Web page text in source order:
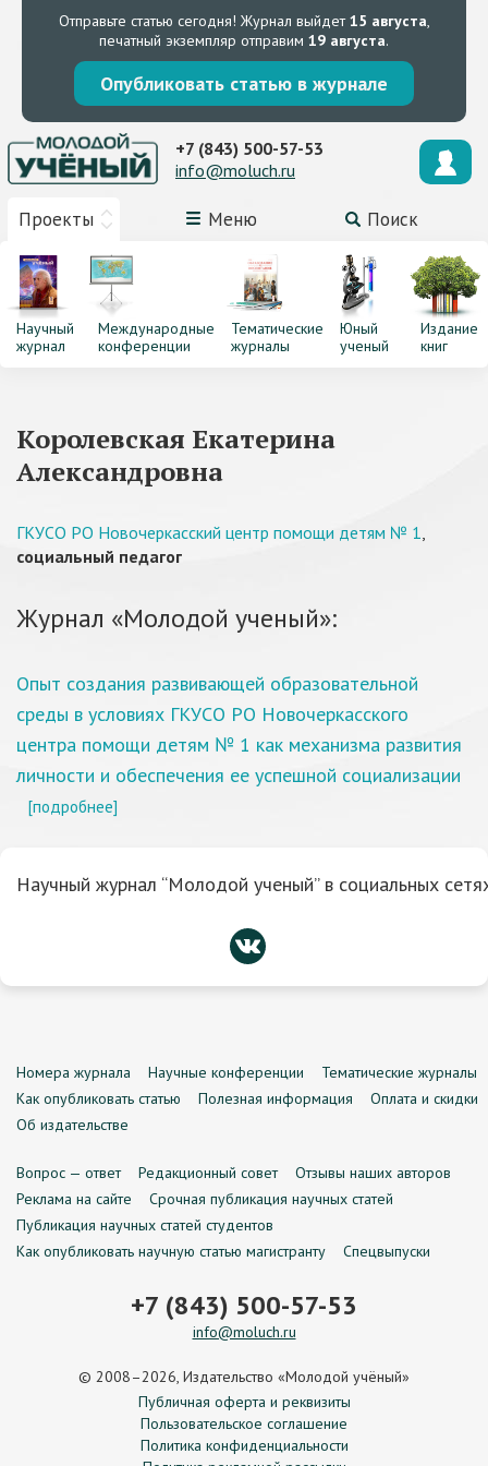
Отправьте статью сегодня! Журнал выйдет15 августа,
печатный экземпляр отправим 19 августа.
Опубликовать статью в журнале
Проекты Меню Поиск
+7 (843) 500-57-53
info@moluch.ru
Научный
журнал
Международные
конференции
Тематические
журналы
Юный
ученый
Издание
книг
Королевская Екатерина
Александровна
ГКУСО РО Новочеркасский центр помощи детям № 1,
социальный педагог
Журнал «Молодой ученый»:
Опыт создания развивающей образовательной
среды в условиях ГКУСО РО Новочеркасского
центра помощи детям № 1 как механизма развития
личности и обеспечения ее успешной социализации
[подробнее]
Научный журнал “Молодой ученый” в социальных
Номера журнала Научные конференции
Тематические журналы
Как опубликовать статью
Полезная информация
Оплата и скидки
Об издательстве
Вопрос — ответ Редакционный совет
Отзывы наших авторов
Реклама на сайте
Срочная публикация научных статей
Публикация научных статей студентов
Как опубликовать научную статью магистранту
Спецвыпуски
+7 (843) 500-57-53
info@moluch.ru
© 2008–2026, Издательство «Молодой учёный»
Публичная оферта и реквизиты
Пользовательское соглашение
Политика конфиденциальности